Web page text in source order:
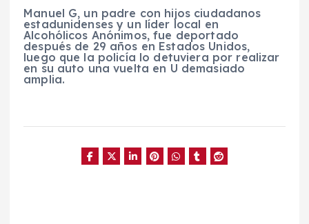
Manuel G, un padre con hijos ciudadanos
estadunidenses y un líder local en
Alcohólicos Anónimos, fue deportado
después de 29 años en Estados Unidos,
luego que la policía lo detuviera por realizar
en su auto una vuelta en U demasiado
amplia.